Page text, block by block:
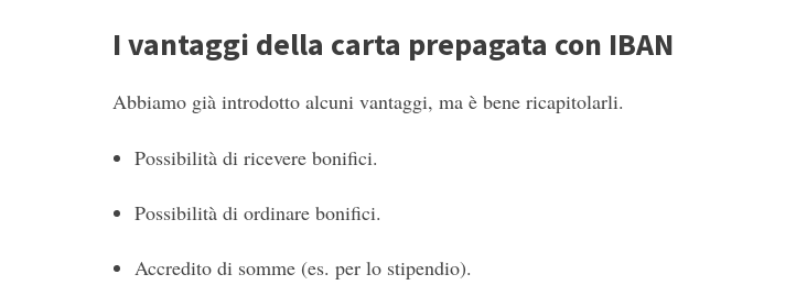
I vantaggi della carta prepagata con IBAN
Abbiamo già introdotto alcuni vantaggi, ma è bene ricapitolarli.
Possibilità di ricevere bonifici.
Possibilità di ordinare bonifici.
Accredito di somme (es. per lo stipendio).